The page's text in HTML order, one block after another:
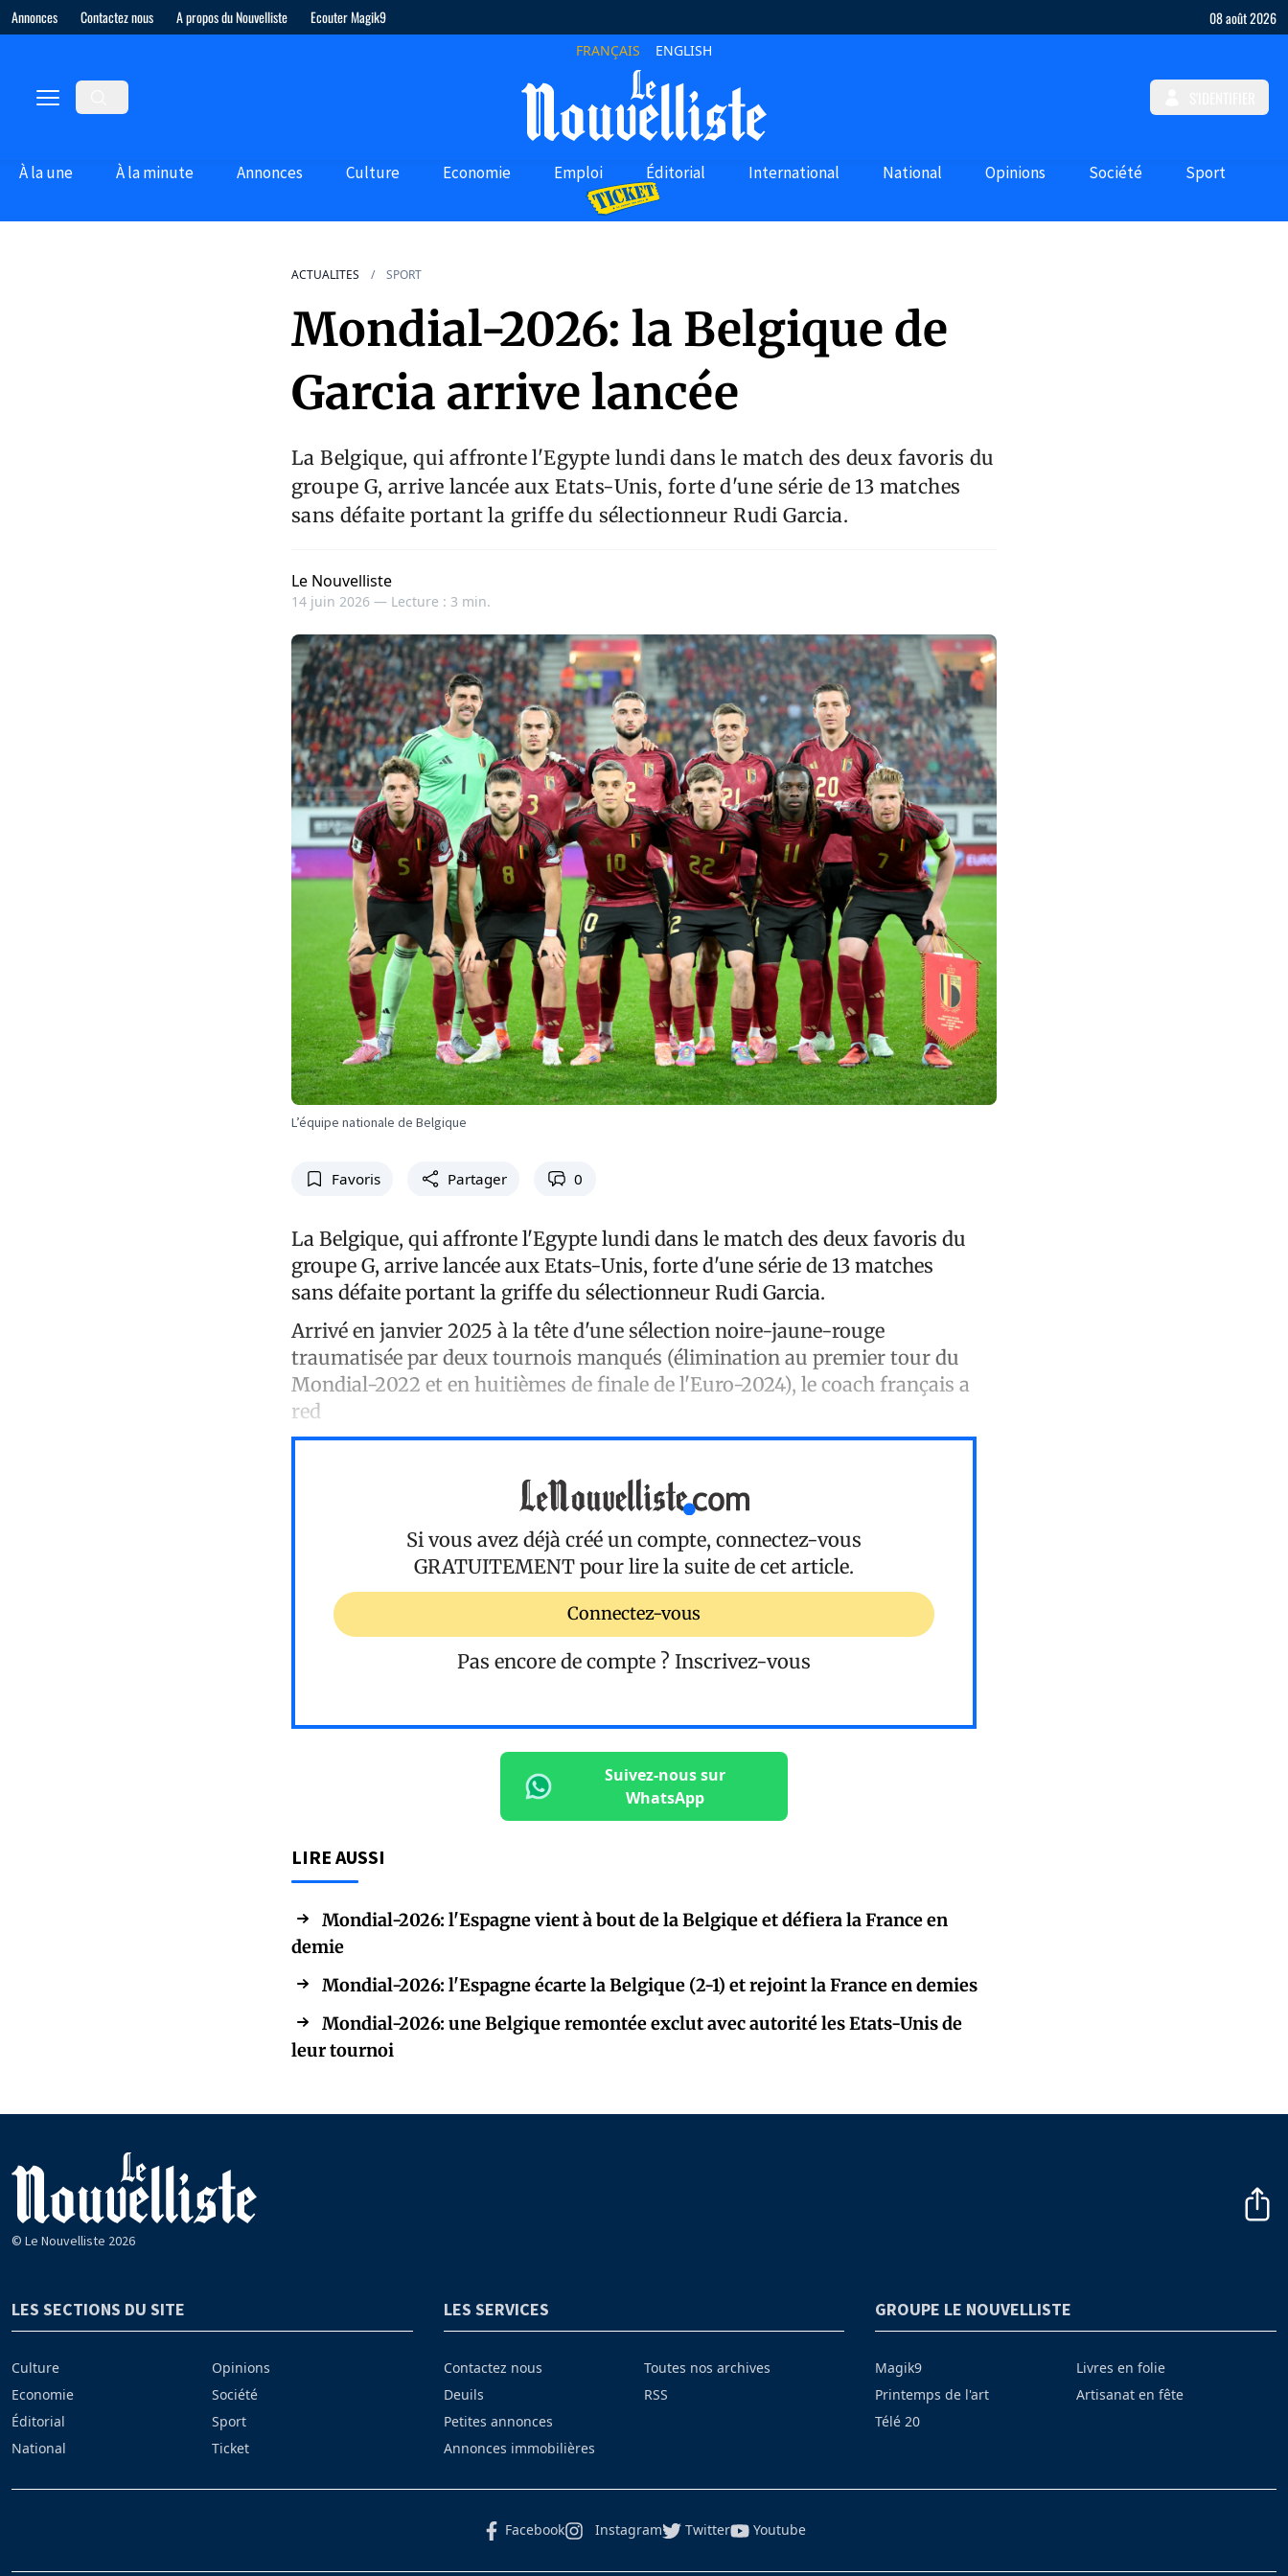
Annonces Contactez nous A propos du Nouvelliste Ecouter Magik9 08 août 2026
FRANÇAIS ENGLISH
À la une À la minute Annonces Culture Economie Emploi Éditorial International National Opinions Société Sport
ACTUALITES SPORT
Mondial-2026: la Belgique de
Garcia arrive lancée
La Belgique, qui affronte l'Egypte lundi dans le match des deux favoris du
groupe G, arrive lancée aux Etats-Unis, forte d'une série de 13 matches
sans défaite portant la griffe du sélectionneur Rudi Garcia.
Le Nouvelliste
14 juin 2026 — Lecture : 3 min.
L’équipe nationale de Belgique
Favoris Partager 0
La Belgique, qui affronte l'Egypte lundi dans le match des deux favoris du
groupe G, arrive lancée aux Etats-Unis, forte d'une série de 13 matches
sans défaite portant la griffe du sélectionneur Rudi Garcia.
Arrivé en janvier 2025 à la tête d'une sélection noire-jaune-rouge
traumatisée par deux tournois manqués (élimination au premier tour du
Mondial-2022 et en huitièmes de finale de l'Euro-2024), le coach français a
red
Si vous avez déjà créé un compte, connectez-vous
GRATUITEMENT pour lire la suite de cet article.
Connectez-vous
Pas encore de compte ? Inscrivez-vous
Suivez-nous sur
WhatsApp
LIRE AUSSI
Mondial-2026: l'Espagne vient à bout de la Belgique et défiera la France en
demie
Mondial-2026: l'Espagne écarte la Belgique (2-1) et rejoint la France en demies
Mondial-2026: une Belgique remontée exclut avec autorité les Etats-Unis de
leur tournoi
© Le Nouvelliste 2026
LES SECTIONS DU SITE
Culture
Economie
Éditorial
National
Opinions
Société
Sport
Ticket
LES SERVICES
Contactez nous
Deuils
Petites annonces
Annonces immobilières
Toutes nos archives
RSS
GROUPE LE NOUVELLISTE
Magik9
Printemps de l'art
Télé 20
Livres en folie
Artisanat en fête
Facebook Instagram Twitter Youtube